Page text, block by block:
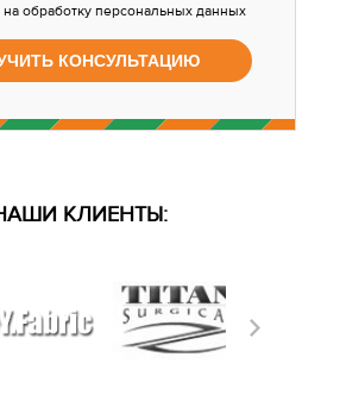
на обработку персональных данных
КЛИЕНТЫ: